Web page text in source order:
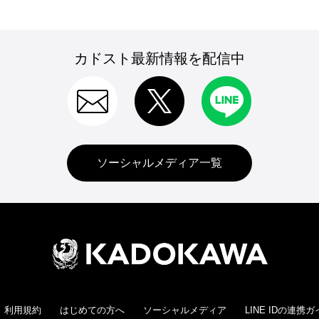
カドスト最新情報を配信中
ソーシャルメディア一覧
利用規約 はじめての方へ ソーシャルメディア LINE IDの連携ガ